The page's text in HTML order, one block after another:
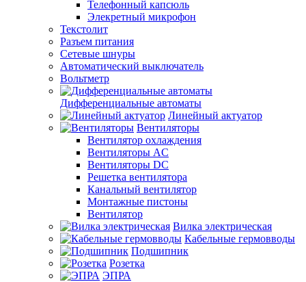
Телефонный капсюль
Элекретный микрофон
Текстолит
Разъем питания
Сетевые шнуры
Автоматический выключатель
Вольтметр
Дифференциальные автоматы
Линейный актуатор
Вентиляторы
Вентилятор охлаждения
Вентиляторы AC
Вентиляторы DC
Решетка вентилятора
Канальный вентилятор
Монтажные пистоны
Вентилятор
Вилка электрическая
Кабельные гермовводы
Подшипник
Розетка
ЭПРА